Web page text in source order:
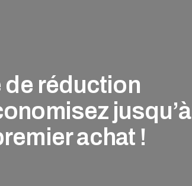
de réduction
jusqu’à
achat !